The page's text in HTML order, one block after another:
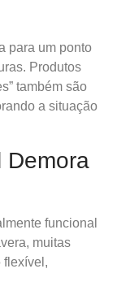
para um ponto
Produtos
também são
a situação
Demora
funcional
muitas
flexível,